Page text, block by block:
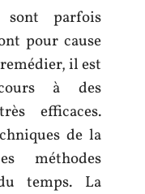
sont parfois
pour cause
il est
à des
efficaces.
de la
méthodes
temps. La